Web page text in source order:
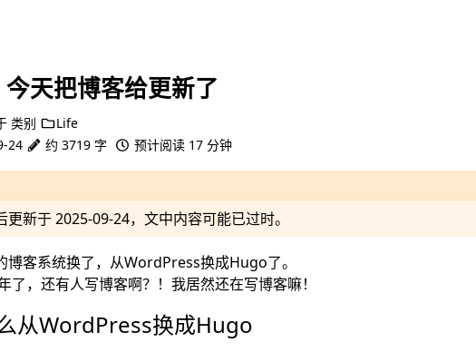
天把博客给更新了
类别
Life
24
约 3719 字 预计阅读 17 分钟
更新于2025-09-24，文中内容可能已过时。
博客系统换了，从WordPress换成Hugo了。
了，还有人写博客啊？！我居然还在写博客嘛！
从WordPress换成Hugo